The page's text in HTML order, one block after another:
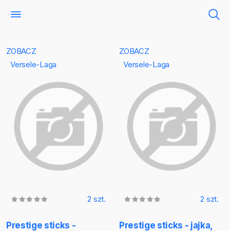
ZOBACZ
Versele-Laga
2 szt.
Prestige sticks -
ZOBACZ
Versele-Laga
2 szt.
Prestige sticks - jajka,